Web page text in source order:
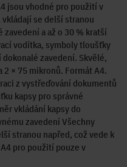
jsou vhodné pro použití v
se delší stranou
a až o 30 % kratší
vodítka, symboly tloušťky
zavedení. Skvělé,
× 75 mikronů. Formát A4.
z vystřeďování dokumentů
kapsy pro správné
vkládání kapsy do
zavedení Všechny
stranou napřed, což vede k
pro použití pouze v